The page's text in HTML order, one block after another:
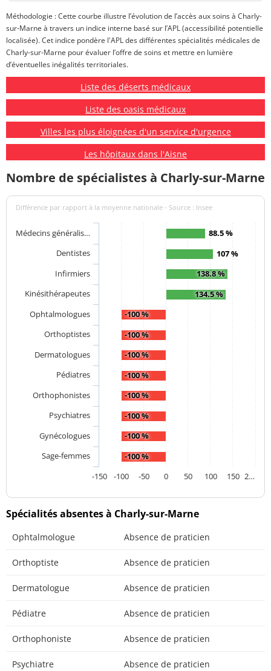
Méthodologie : Cette courbe illustre l’évolution de l’accès aux soins à Charly-
sur-Marne à travers un indice interne basé sur l’APL (accessibilité potentielle
localisée). Cet indice pondère l'APL des différentes spécialités médicales de
Charly-sur-Marne pour évaluer l’offre de soins et mettre en lumière
d’éventuelles inégalités territoriales.
Liste des déserts médicaux
Liste des oasis médicaux
Villes les plus éloignées d'un service d'urgence
Les hôpitaux dans l'Aisne
Nombre de spécialistes à Charly-sur-Marne
Différence par rapport à la moyenne nationale - Source : Insee
88.5 %
107 %
138.8 %
134.5 %
-100 %
-100 %
-100 %
-100 %
-100 %
-100 %
-100 %
-100 %
Médecins généralis…
Dentistes
Infirmiers
Kinésithérapeutes
Ophtalmologues
Orthoptistes
Dermatologues
Pédiatres
Orthophonistes
Psychiatres
Gynécologues
Sage-femmes
-150
-100 -50 0 50 100 150 2…
Spécialités absentes à Charly-sur-Marne
Ophtalmologue Absence de praticien
Orthoptiste Absence de praticien
Dermatologue Absence de praticien
Pédiatre Absence de praticien
Orthophoniste Absence de praticien
Psychiatre Absence de praticien